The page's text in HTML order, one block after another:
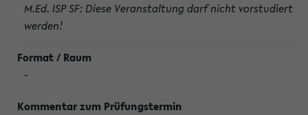
M.Ed. ISP SF: Diese Veranstaltung darf nicht vorstudiert
werden!
-